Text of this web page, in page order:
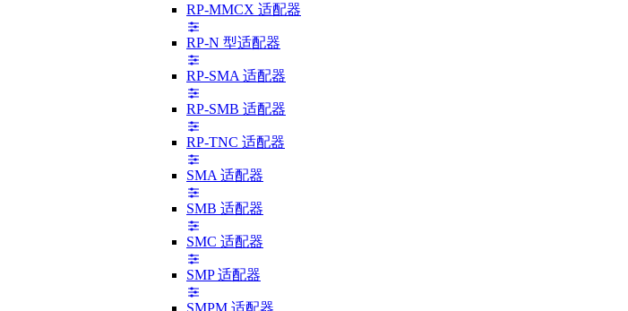
RP-MMCX 适配器
RP-N 型适配器
RP-SMA 适配器
RP-SMB 适配器
RP-TNC 适配器
SMA 适配器
SMB 适配器
SMC 适配器
SMP 适配器
SMPM 适配器